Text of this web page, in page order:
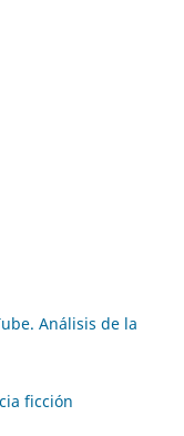
Análisis de la
ficción